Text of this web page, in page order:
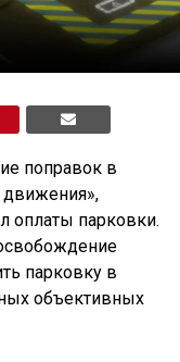
поправок в
движения»,
оплаты парковки.
парковку в
объективных